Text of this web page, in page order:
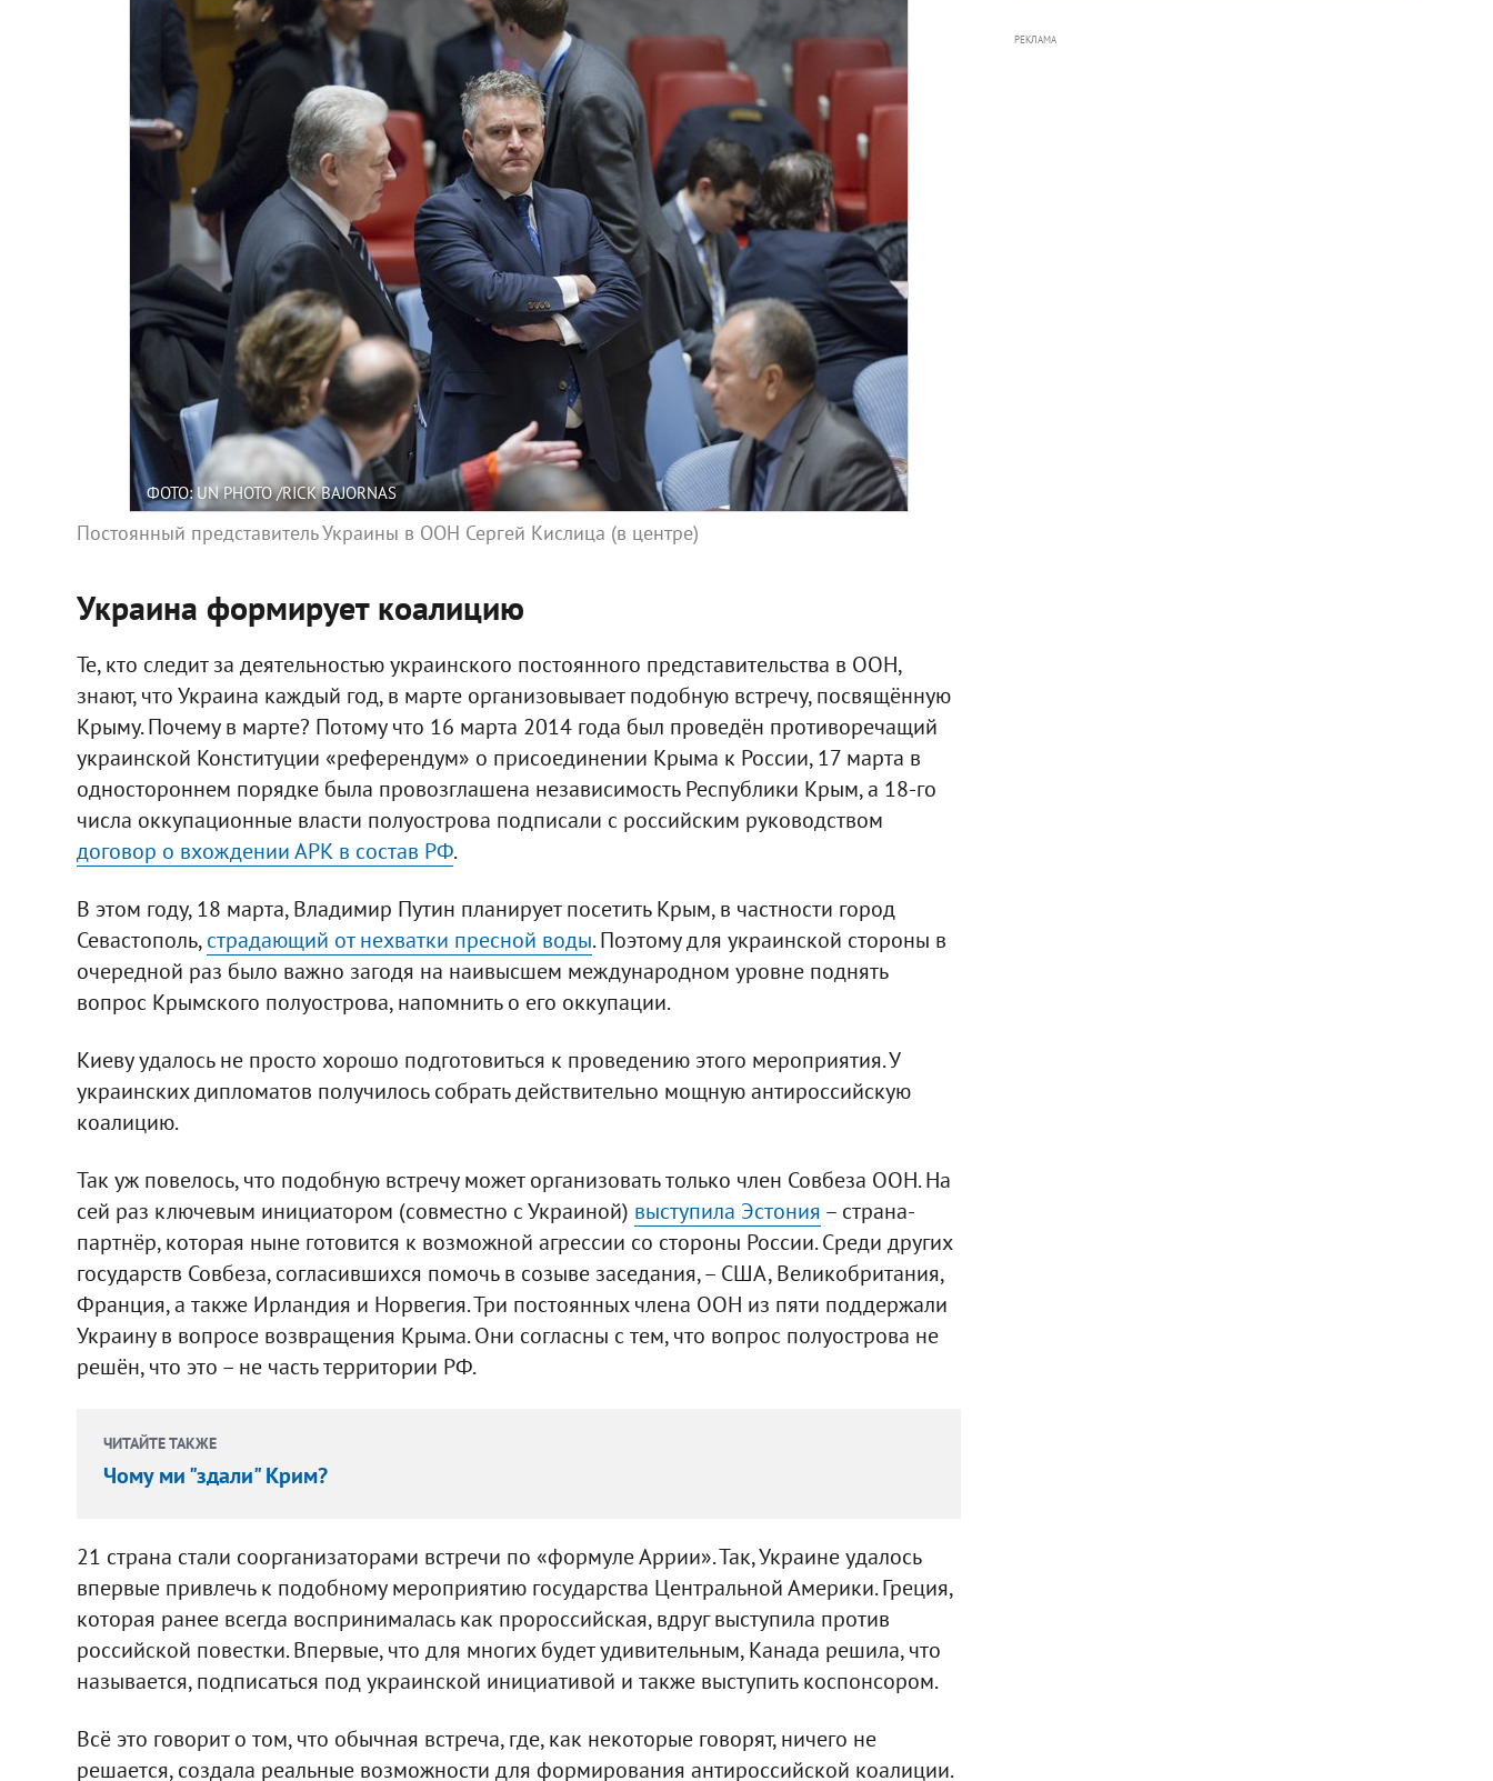
ФОТО: UN PHOTO /RICK BAJORNAS
Постоянный представитель Украины в ООН Сергей Кислица (в центре)
Украина формирует коалицию
Те, кто следит за деятельностью украинского постоянного представительства в ООН,
знают, что Украина каждый год, в марте организовывает подобную встречу, посвящённую
Крыму. Почему в марте? Потому что 16 марта 2014 года был проведён противоречащий
украинской Конституции «референдум» о присоединении Крыма к России, 17 марта в
одностороннем порядке была провозглашена независимость Республики Крым, а 18-го
числа оккупационные власти полуострова подписали с российским руководством
договор о вхождении АРК в состав РФ.
В этом году, 18 марта, Владимир Путин планирует посетить Крым, в частности город
Севастополь,страдающий от нехватки пресной воды. Поэтому для украинской стороны в
очередной раз было важно загодя на наивысшем международном уровне поднять
вопрос Крымского полуострова, напомнить о его оккупации.
Киеву удалось не просто хорошо подготовиться к проведению этого мероприятия. У
украинских дипломатов получилось собрать действительно мощную антироссийскую
коалицию.
Так уж повелось, что подобную встречу может организовать только член Совбеза ООН. На
сей раз ключевым инициатором (совместно с Украиной) выступила Эстония – страна-
партнёр, которая ныне готовится к возможной агрессии со стороны России. Среди других
государств Совбеза, согласившихся помочь в созыве заседания, – США, Великобритания,
Франция, а также Ирландия и Норвегия. Три постоянных члена ООН из пяти поддержали
Украину в вопросе возвращения Крыма. Они согласны с тем, что вопрос полуострова не
решён, что это – не часть территории РФ.
ЧИТАЙТЕ ТАКЖЕ
Чому ми "здали" Крим?
21 страна стали соорганизаторами встречи по «формуле Аррии». Так, Украине удалось
впервые привлечь к подобному мероприятию государства Центральной Америки. Греция,
которая ранее всегда воспринималась как пророссийская, вдруг выступила против
российской повестки. Впервые, что для многих будет удивительным, Канада решила, что
называется, подписаться под украинской инициативой и также выступить коспонсором.
Всё это говорит о том, что обычная встреча, где, как некоторые говорят, ничего не
решается, создала реальные возможности для формирования антироссийской коалиции.
РЕКЛАМА